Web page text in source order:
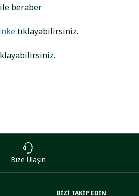
beraber
tıklayabilirsiniz.
Bize Ulaşın
BİZİ TAKİP EDİN